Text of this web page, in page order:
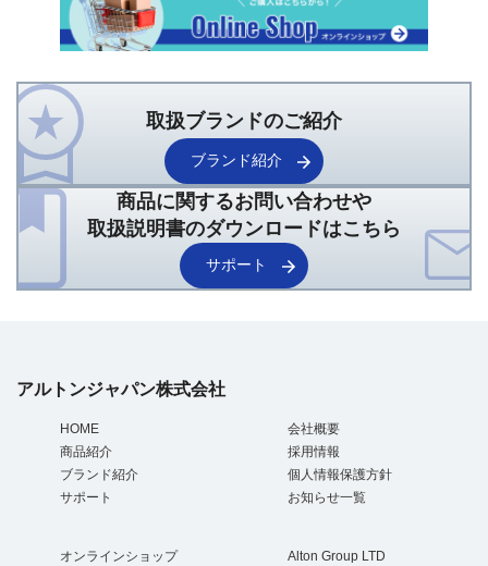
取扱ブランドのご紹介
ブランド紹介
商品に関するお問い合わせや
取扱説明書のダウンロードはこちら
サポート
アルトンジャパン株式会社
HOME
商品紹介
ブランド紹介
サポート
会社概要
採用情報
個人情報保護方針
お知らせ一覧
オンラインショップ Alton Group LTD